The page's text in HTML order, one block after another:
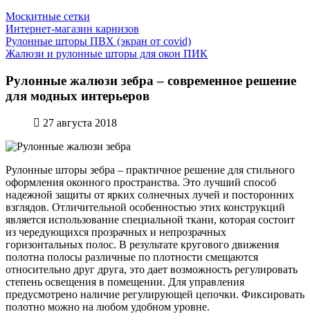
Москитные сетки
Интернет-магазин карнизов
Рулонные шторы ПВХ (экран от covid)
Жалюзи и рулонные шторы для окон ПИК
Рулонные жалюзи зебра – современное решение
для модных интерьеров
27 августа 2018
Рулонные шторы зебра – практичное решение для стильного
оформления оконного пространства. Это лучший способ
надежной защиты от ярких солнечных лучей и посторонних
взглядов. Отличительной особенностью этих конструкций
является использование специальной ткани, которая состоит
из чередующихся прозрачных и непрозрачных
горизонтальных полос. В результате кругового движения
полотна полосы различные по плотности смещаются
относительно друг друга, это дает возможность регулировать
степень освещения в помещении. Для управления
предусмотрено наличие регулирующей цепочки. Фиксировать
полотно можно на любом удобном уровне.